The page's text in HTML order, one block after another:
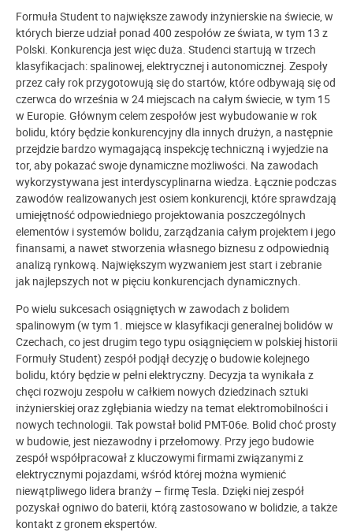
Formuła Student to największe zawody inżynierskie na świecie, w
których bierze udział ponad 400 zespołów ze świata, w tym 13 z
Polski. Konkurencja jest więc duża. Studenci startują w trzech
klasyfikacjach: spalinowej, elektrycznej i autonomicznej. Zespoły
przez cały rok przygotowują się do startów, które odbywają się od
czerwca do września w 24 miejscach na całym świecie, w tym 15
w Europie. Głównym celem zespołów jest wybudowanie w rok
bolidu, który będzie konkurencyjny dla innych drużyn, a następnie
przejdzie bardzo wymagającą inspekcję techniczną i wyjedzie na
tor, aby pokazać swoje dynamiczne możliwości. Na zawodach
wykorzystywana jest interdyscyplinarna wiedza. Łącznie podczas
zawodów realizowanych jest osiem konkurencji, które sprawdzają
umiejętność odpowiedniego projektowania poszczególnych
elementów i systemów bolidu, zarządzania całym projektem i jego
finansami, a nawet stworzenia własnego biznesu z odpowiednią
analizą rynkową. Największym wyzwaniem jest start i zebranie
jak najlepszych not w pięciu konkurencjach dynamicznych.
Po wielu sukcesach osiągniętych w zawodach z bolidem
spalinowym (w tym 1. miejsce w klasyfikacji generalnej bolidów w
Czechach, co jest drugim tego typu osiągnięciem w polskiej historii
Formuły Student) zespół podjął decyzję o budowie kolejnego
bolidu, który będzie w pełni elektryczny. Decyzja ta wynikała z
chęci rozwoju zespołu w całkiem nowych dziedzinach sztuki
inżynierskiej oraz zgłębiania wiedzy na temat elektromobilności i
nowych technologii. Tak powstał bolid PMT-06e. Bolid choć prosty
w budowie, jest niezawodny i przełomowy. Przy jego budowie
zespół współpracował z kluczowymi firmami związanymi z
elektrycznymi pojazdami, wśród której można wymienić
niewątpliwego lidera branży – firmę Tesla. Dzięki niej zespół
pozyskał ogniwo do baterii, którą zastosowano w bolidzie, a także
kontakt z gronem ekspertów.